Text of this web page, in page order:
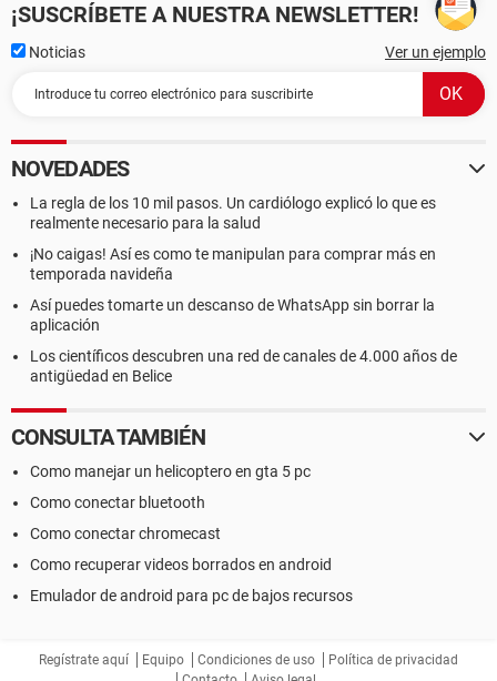
¡SUSCRÍBETE A NUESTRA NEWSLETTER!
Noticias Ver un ejemplo
NOVEDADES
La regla de los 10 mil pasos. Un cardiólogo explicó lo que es
realmente necesario para la salud
¡No caigas! Así es como te manipulan para comprar más en
temporada navideña
Así puedes tomarte un descanso de WhatsApp sin borrar la
aplicación
Los científicos descubren una red de canales de 4.000 años de
antigüedad en Belice
CONSULTA TAMBIÉN
Como manejar un helicoptero en gta 5 pc
Como conectar bluetooth
Como conectar chromecast
Como recuperar videos borrados en android
Emulador de android para pc de bajos recursos
Regístrate aquí Equipo Condiciones de uso
Política de privacidad